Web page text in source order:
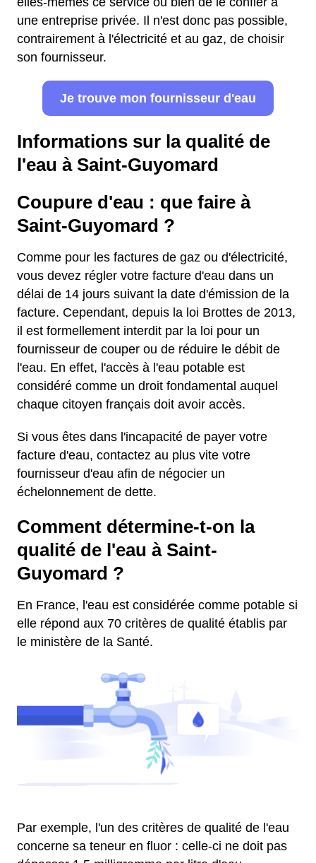
une entreprise privée. Il n'est donc pas possible,
contrairement à l'électricité et au gaz, de choisir
son fournisseur.
Je trouve mon fournisseur d'eau
Informations sur la qualité de
l'eau à Saint-Guyomard
Coupure d'eau : que faire à
Saint-Guyomard ?
Comme pour les factures de gaz ou d'électricité,
vous devez régler votre facture d'eau dans un
délai de 14 jours suivant la date d'émission de la
facture. Cependant, depuis la loi Brottes de 2013,
il est formellement interdit par la loi pour un
fournisseur de couper ou de réduire le débit de
l'eau. En effet, l'accès à l'eau potable est
considéré comme un droit fondamental auquel
chaque citoyen français doit avoir accès.
Si vous êtes dans l'incapacité de payer votre
facture d'eau, contactez au plus vite votre
fournisseur d'eau afin de négocier un
échelonnement de dette.
Comment détermine-t-on la
qualité de l'eau à Saint-
Guyomard ?
En France, l'eau est considérée comme potable si
elle répond aux 70 critères de qualité établis par
le ministère de la Santé.
Par exemple, l'un des critères de qualité de l'eau
concerne sa teneur en fluor : celle-ci ne doit pas